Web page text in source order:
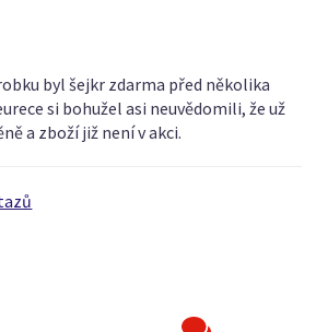
byl šejkr zdarma před několika
si bohužel asi neuvědomili, že už
a zboží již není v akci.